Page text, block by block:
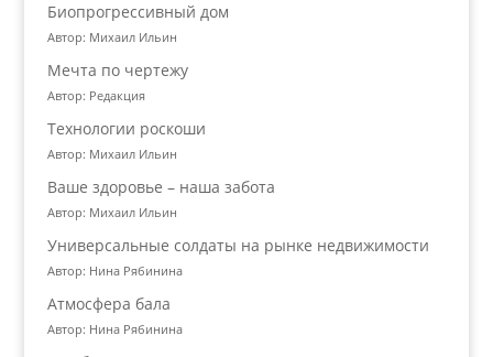
Биопрогрессивный дом
Автор: Михаил Ильин
Мечта по чертежу
Автор: Редакция
Технологии роскоши
Автор: Михаил Ильин
Ваше здоровье – наша забота
Автор: Михаил Ильин
Универсальные солдаты на рынке недвижимости
Автор: Нина Рябинина
Атмосфера бала
Автор: Нина Рябинина